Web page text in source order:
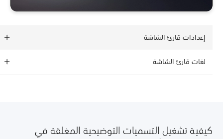
إعدادات قارئ الشاشة
لغات قارئ الشاشة
كيفية تشغيل التسميات التوضيحية المغلقة في